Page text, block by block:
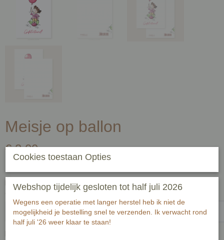
Meisje op ballon
€ 2,00
Handgeschreven tekst op achterzijde kaart (zwart fineliner) voor
ontvanger:-1-1
Cookies toestaan Opties
Webshop tijdelijk gesloten tot half juli 2026
Wegens een operatie met langer herstel heb ik niet de
mogelijkheid je bestelling snel te verzenden. Ik verwacht rond
half juli '26 weer klaar te staan!